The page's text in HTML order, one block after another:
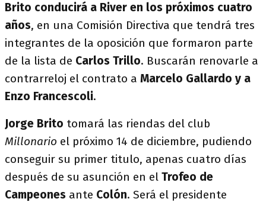
Brito conducirá a River en los próximos cuatro
años, en una Comisión Directiva que tendrá tres
integrantes de la oposición que formaron parte
de la lista de Carlos Trillo. Buscarán renovarle a
contrarreloj el contrato a Marcelo Gallardo y a
Enzo Francescoli.
Jorge Brito tomará las riendas del club
Millonario el próximo 14 de diciembre, pudiendo
conseguir su primer titulo, apenas cuatro días
después de su asunción en el Trofeo de
Campeones ante Colón. Será el presidente